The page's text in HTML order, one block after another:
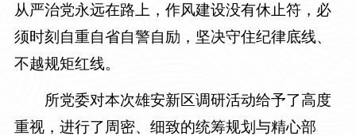
从严治党永远在路上，作风建设没有休止符，必
须时刻自重自省自警自励，坚决守住纪律底线、
不越规矩红线。
所党委对本次雄安新区调研活动给予了高度
重视，进行了周密、细致的统筹规划与精心部